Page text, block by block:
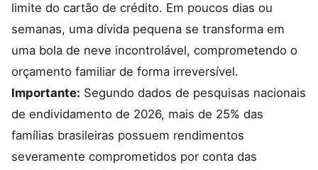
limite do cartão de crédito. Em poucos dias ou
semanas, uma dívida pequena se transforma em
uma bola de neve incontrolável, comprometendo o
orçamento familiar de forma irreversível.
Importante: Segundo dados de pesquisas nacionais
de endividamento de 2026, mais de 25% das
famílias brasileiras possuem rendimentos
severamente comprometidos por conta das